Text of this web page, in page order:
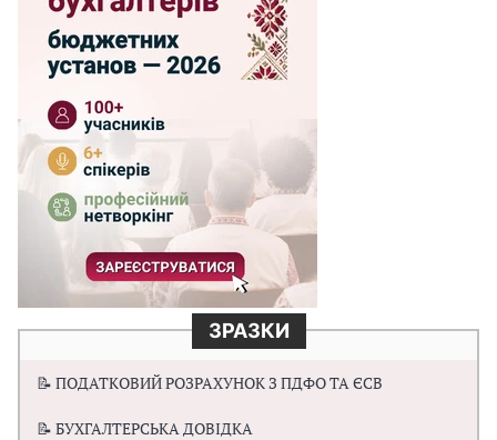
ЗРАЗКИ
📝 ПОДАТКОВИЙ РОЗРАХУНОК З ПДФО ТА ЄСВ
📝 БУХГАЛТЕРСЬКА ДОВІДКА